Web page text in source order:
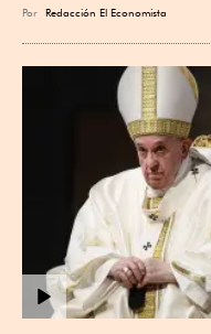
Por Redacción El Economista